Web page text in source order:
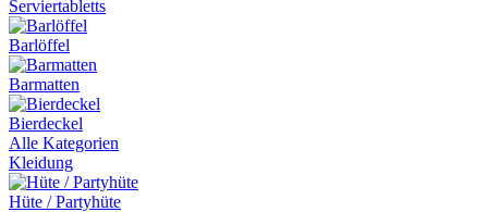
Serviertabletts
Barlöffel
Barmatten
Bierdeckel
Alle Kategorien
Kleidung
Hüte / Partyhüte